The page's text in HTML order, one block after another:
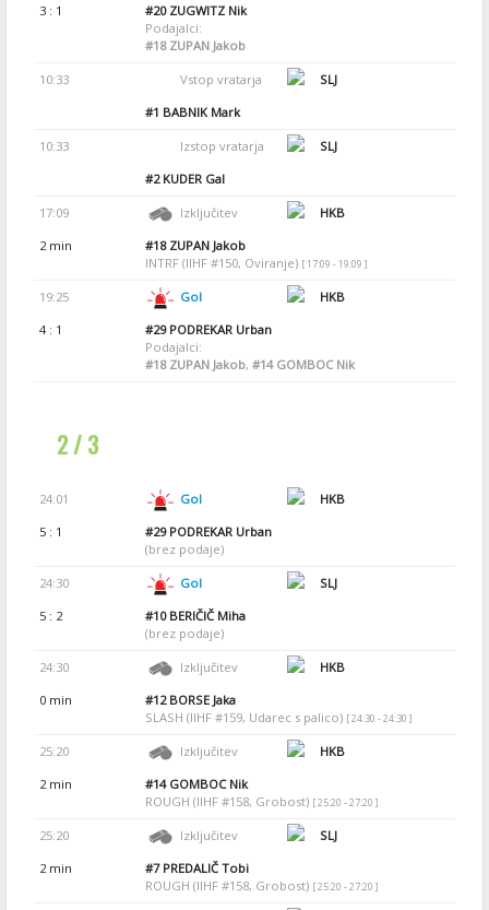
3 : 1
#20ZUGWITZ Nik
Podajalci:
#18ZUPAN Jakob
10:33 Vstop vratarja
SLJ
#1 BABNIK Mark
10:33 Izstop vratarja
SLJ
#2KUDER Gal
17:09 Izključitev
HKB
2 min
#18ZUPAN Jakob
INTRF (IIHF #150, Oviranje) [ 17:09 - 19:09 ]
19:25 Gol
HKB
4 : 1
#29PODREKAR Urban
Podajalci:
#18ZUPAN Jakob, #14GOMBOC Nik
2 / 3
24:01 Gol
HKB
5 : 1
#29PODREKAR Urban
(brez podaje)
24:30 Gol
SLJ
5 : 2
#10BERIČIČ Miha
(brez podaje)
24:30 Izključitev
HKB
0 min
#12BORSE Jaka
SLASH (IIHF #159, Udarec s palico) [ 24:30 - 24:30 ]
25:20 Izključitev
HKB
2 min
#14GOMBOC Nik
ROUGH (IIHF #158, Grobost) [ 25:20 - 27:20 ]
25:20 Izključitev
SLJ
2 min
#7PREDALIČ Tobi
ROUGH (IIHF #158, Grobost) [ 25:20 - 27:20 ]